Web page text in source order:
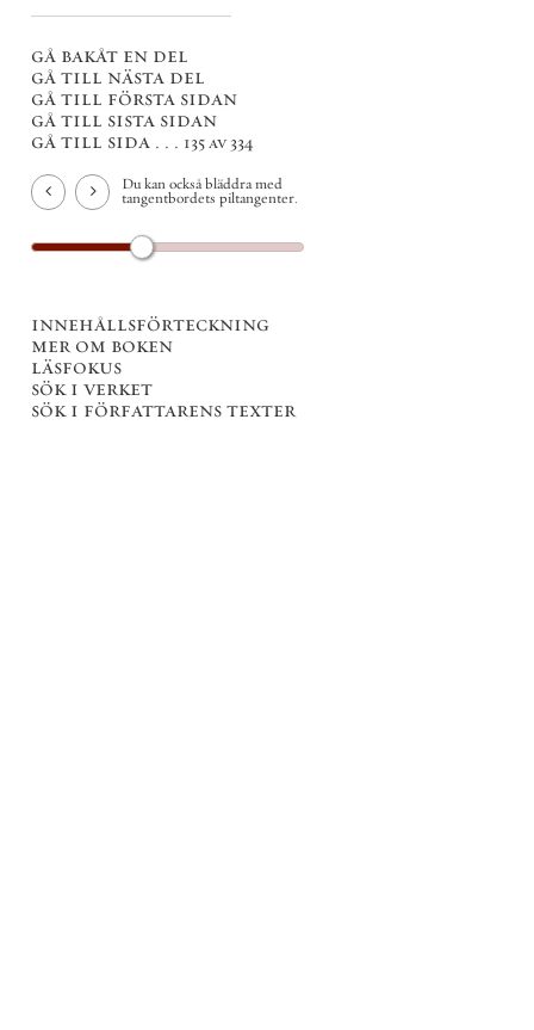
gå bakåt en del
gå till nästa del
gå till första sidan
gå till sista sidan
gå till sida . . . 135 av 334
Du kan också bläddra med
tangentbordets piltangenter.
innehållsförteckning
mer om boken
läsfokus
sök i verket
sök i författarens texter